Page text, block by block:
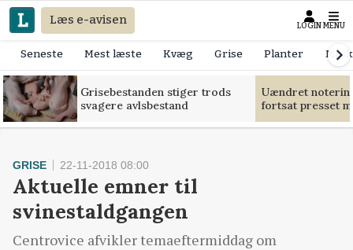
Læs e-avisen LOGIN MENU
Seneste Mest læste Kvæg Grise Planter
Grisebestanden stiger trods
svagere avlsbestand
Uændret
fortsat presset
GRISE 22-11-2018 08:00
Aktuelle emner til
svinestaldgangen
Centrovice afvikler temaeftermiddag om